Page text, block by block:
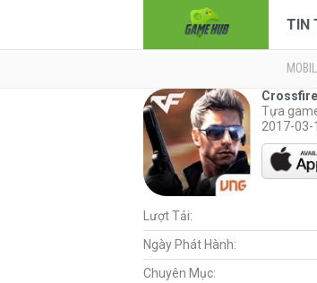
TIN
Tựa
2017-03-
Lượt Tải:
Ngày Phát Hành:
Chuyên Mục: